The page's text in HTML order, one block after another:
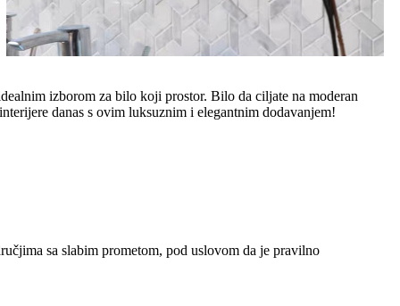
izborom za bilo koji prostor. Bilo da ciljate na moderan
danas s ovim luksuznim i elegantnim dodavanjem!
sa slabim prometom, pod uslovom da je pravilno